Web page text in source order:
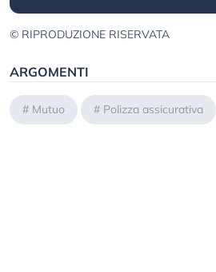
© RIPRODUZIONE RISERVATA
ARGOMENTI
# Mutuo # Polizza assicurativa